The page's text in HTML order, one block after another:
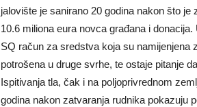
jalovište je sanirano 20 godina nakon što
10.6 miliona eura novca građana i
SQ račun za sredstva koja su namijenjena
potrošena u druge svrhe, te ostaje pitanje
Ispitivanja tla, čak i na poljoprivrednom
godina nakon zatvaranja rudnika pokazuju